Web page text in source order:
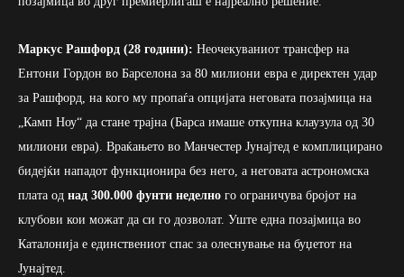
Маркус Рашфорд (28 години): Неочекуваниот трансфер на
Ентони Гордон во Барселона за 80 милиони евра е директен удар
за Рашфорд, на кого му пропаѓа опцијата неговата позајмица на
„Камп Ноу“ да стане трајна (Барса имаше откупна клаузула од 30
милиони евра). Враќањето во Манчестер Јунајтед е комплицирано
бидејќи нападот функционира без него, а неговата астрономска
плата од над 300.000 фунти неделно го ограничува бројот на
клубови кои можат да си го дозволат. Уште една позајмица во
Каталонија е единствениот спас за олеснување на буџетот на
Јунајтед.